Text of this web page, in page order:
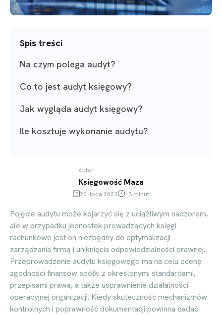
Spis treści
Na czym polega audyt?
Co to jest audyt księgowy?
Jak wygląda audyt księgowy?
Ile kosztuje wykonanie audytu?
Autor
Księgowość Maza
20 lipca 2023 13 minut
Pojęcie audytu może kojarzyć się z uciążliwym nadzorem,
ale w przypadku jednostek prowadzących księgi
rachunkowe jest on niezbędny do optymalizacji
zarządzania firmą i uniknięcia odpowiedzialności prawnej.
Przeprowadzenie audytu księgowego ma na celu ocenę
zgodności finansów spółki z określonymi standardami,
przepisami prawa, a także usprawnienie działalności
operacyjnej organizacji. Kiedy skuteczność mechanizmów
kontrolnych i poprawność dokumentacji powinna badać